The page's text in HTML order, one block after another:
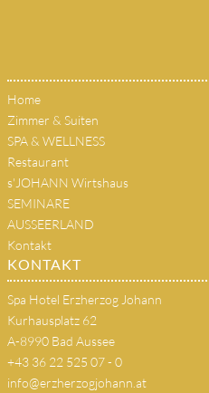
Home
Zimmer & Suiten
SPA & WELLNESS
Restaurant
s'JOHANN Wirtshaus
SEMINARE
AUSSEERLAND
Kontakt
KONTAKT
Spa Hotel Erzherzog Johann
Kurhausplatz 62
A-8990 Bad Aussee
+43 36 22 525 07 - 0
info@erzherzogjohann.at